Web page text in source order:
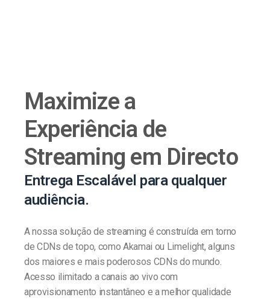
Maximize a
Experiência de
Streaming em Directo
Entrega Escalável para qualquer
audiência.
A nossa solução de streaming é construída em torno
de CDNs de topo, como Akamai ou Limelight, alguns
dos maiores e mais poderosos CDNs do mundo.
Acesso ilimitado a canais ao vivo com
aprovisionamento instantâneo e a melhor qualidade